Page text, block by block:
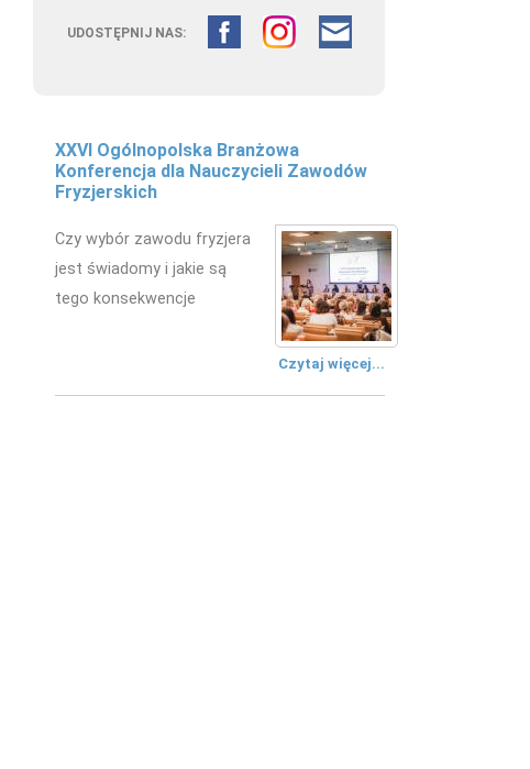
UDOSTĘPNIJ NAS:
Fryzjerstwo łączy pokolenia –
doświadczenie edukacyjne w
kształceniu przyszłych fryzjerów
W Zespole Szkół
Mechanicznych w Kielcach
zorganizowano wydarzenie
Czytaj więcej...